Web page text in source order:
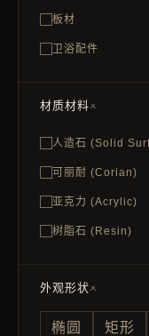
板材
卫浴配件
材质材料
人造石 (Solid
可丽耐 (Corian)
亚克力 (Acrylic)
树脂石 (Resin)
外观形状
椭圆 矩形